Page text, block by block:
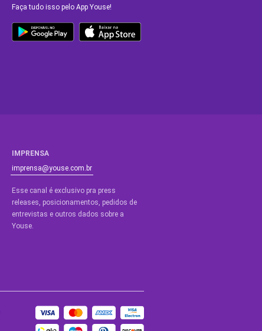
Faça tudo isso pelo App Youse!
IMPRENSA
imprensa@youse.com.br
Esse canal é exclusivo pra press
releases, posicionamentos, pedidos de
entrevistas e outros dados sobre a
Youse.​
BLOGS